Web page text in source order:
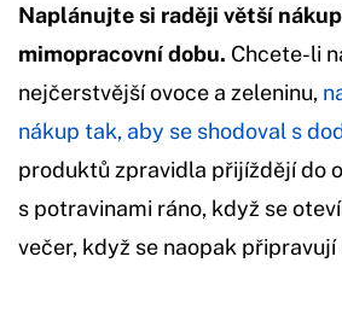
Naplánujte si raději větší
mimopracovní dobu. Chcete-li
nejčerstvější ovoce a zeleninu,
nákup tak, aby se shodoval s
produktů zpravidla přijíždějí do
s potravinami ráno, když se
večer, když se naopak připravují